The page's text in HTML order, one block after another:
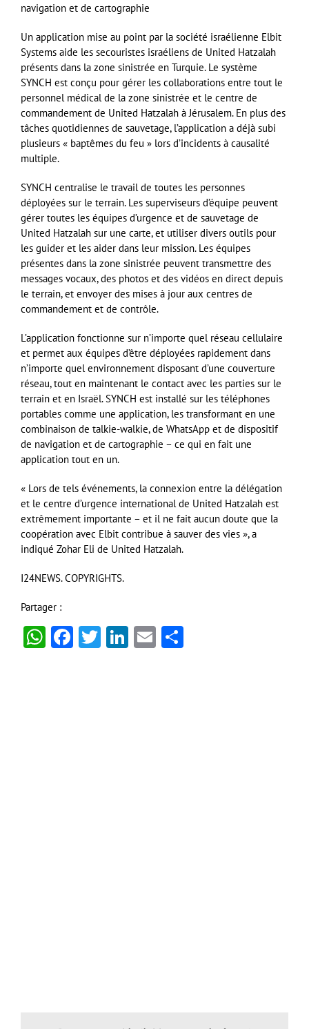
navigation et de cartographie
Un application mise au point par la société israélienne Elbit
Systems aide les secouristes israéliens de United Hatzalah
présents dans la zone sinistrée en Turquie. Le système
SYNCH est conçu pour gérer les collaborations entre tout le
personnel médical de la zone sinistrée et le centre de
commandement de United Hatzalah à Jérusalem. En plus des
tâches quotidiennes de sauvetage, l’application a déjà subi
plusieurs « baptêmes du feu » lors d’incidents à causalité
multiple.
SYNCH centralise le travail de toutes les personnes
déployées sur le terrain. Les superviseurs d’équipe peuvent
gérer toutes les équipes d’urgence et de sauvetage de
United Hatzalah sur une carte, et utiliser divers outils pour
les guider et les aider dans leur mission. Les équipes
présentes dans la zone sinistrée peuvent transmettre des
messages vocaux, des photos et des vidéos en direct depuis
le terrain, et envoyer des mises à jour aux centres de
commandement et de contrôle.
L’application fonctionne sur n’importe quel réseau cellulaire
et permet aux équipes d’être déployées rapidement dans
n’importe quel environnement disposant d’une couverture
réseau, tout en maintenant le contact avec les parties sur le
terrain et en Israël. SYNCH est installé sur les téléphones
portables comme une application, les transformant en une
combinaison de talkie-walkie, de WhatsApp et de dispositif
de navigation et de cartographie – ce qui en fait une
application tout en un.
« Lors de tels événements, la connexion entre la délégation
et le centre d’urgence international de United Hatzalah est
extrêmement importante – et il ne fait aucun doute que la
coopération avec Elbit contribue à sauver des vies », a
indiqué Zohar Eli de United Hatzalah.
I24NEWS. COPYRIGHTS.
Partager :
WhatsApp
Facebook
Twitter
LinkedIn
Email